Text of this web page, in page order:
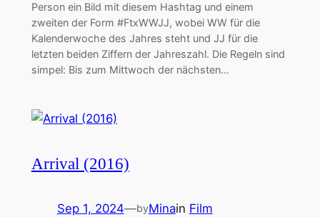
Person ein Bild mit diesem Hashtag und einem
zweiten der Form #FtxWWJJ, wobei WW für die
Kalenderwoche des Jahres steht und JJ für die
letzten beiden Ziffern der Jahreszahl. Die Regeln sind
simpel: Bis zum Mittwoch der nächsten…
Arrival (2016)
Sep 1, 2024—byMinain Film